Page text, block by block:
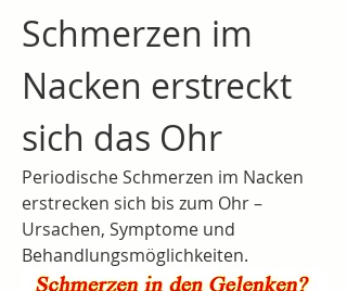
Schmerzen im
Nacken erstreckt
sich das Ohr
Periodische Schmerzen im Nacken
erstrecken sich bis zum Ohr –
Ursachen, Symptome und
Behandlungsmöglichkeiten.